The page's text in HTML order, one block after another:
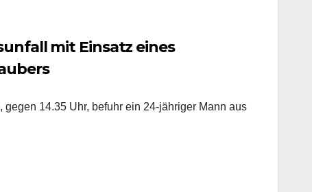
mit Einsatz eines
gegen 14.35 Uhr, befuhr ein 24-jähriger Mann aus